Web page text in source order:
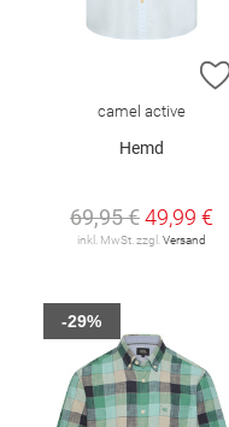
camel active
Hemd
69,95 €49,99 €
inkl. MwSt. zzgl.Versand
-29%